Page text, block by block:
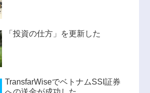
「投資の仕方」を更新した
TransfarWiseでベトナムSSI証券